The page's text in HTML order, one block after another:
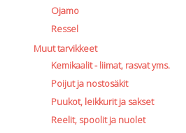
Ojamo
Ressel
Muut tarvikkeet
Kemikaalit - liimat, rasvat yms.
Poijut ja nostosäkit
Puukot, leikkurit ja sakset
Reelit, spoolit ja nuolet